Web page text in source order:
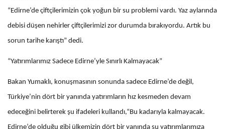
“Edirne’de çiftçilerimizin çok yoğun bir su problemi vardı. Yaz aylarında
debisi düşen nehirler çiftçilerimizi zor durumda bırakıyordu. Artık bu
sorun tarihe karıştı” dedi.
“Yatırımlarımız Sadece Edirne’yle Sınırlı Kalmayacak”
Bakan Yumaklı, konuşmasının sonunda sadece Edirne’de değil,
Türkiye’nin dört bir yanında yatırımların hız kesmeden devam
edeceğini belirterek şu ifadeleri kullandı,“Bu kadarıyla kalmayacak.
Edirne’de olduğu gibi ülkemizin dört bir yanında su yatırımlarımıza